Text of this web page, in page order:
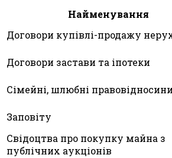
Найменування
Договори купівлі-продажу
Договори застави та іпотеки
Сімейні, шлюбні правовідносини
Заповіту
Свідоцтва про покупку майна з
публічних аукціонів